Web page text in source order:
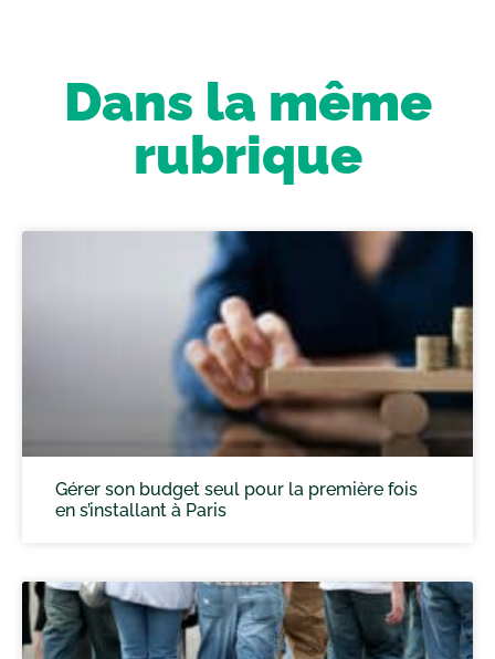
Dans la même
rubrique
Gérer son budget seul pour la première fois
en s’installant à Paris